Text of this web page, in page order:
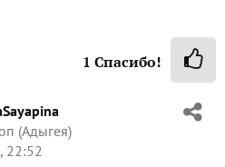
1 Спасибо!
(Адыгея)
22:52